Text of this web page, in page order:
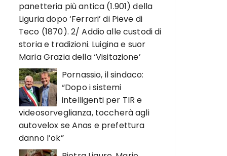
panetteria più antica (1.901) della
Liguria dopo ‘Ferrari’ di Pieve di
Teco (1870). 2/ Addio alle custodi di
storia e tradizioni. Luigina e suor
Maria Grazia della ‘Visitazione’
Pornassio, il sindaco:
“Dopo i sistemi
intelligenti per TIR e
videosorveglianza, toccherà agli
autovelox se Anas e prefettura
danno l’ok”